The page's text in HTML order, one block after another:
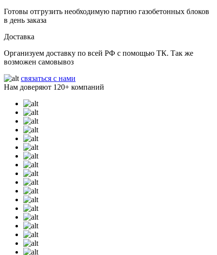
Готовы отгрузить необходимую партию газобетонных блоков
в день заказа
Доставка
Организуем доставку по всей РФ с помощью ТК. Так же
возможен самовывоз
связаться с нами
Нам доверяют 120+ компаний